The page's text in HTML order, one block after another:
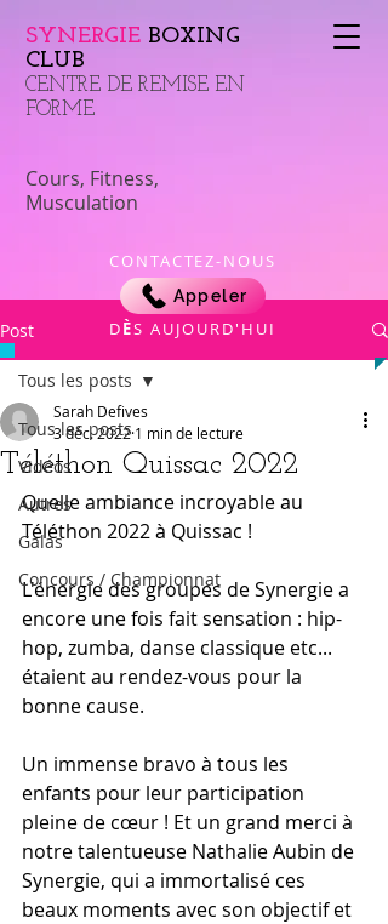
Cours, Fitness,
Musculation
CONTACTEZ-NOUS
​DÈS AUJOURD'HUI
Appeler
SYNERGIE BOXING
CLUB
​CENTRE DE REMISE EN
FORME
Post
Tous les posts
Vidéos
Autres
Galas
Concours / Championnat
Tous les posts
Téléthon Quissac 2022
Sarah Defives
3 déc. 2022 1 min de lecture
Quelle ambiance incroyable au
Téléthon 2022 à Quissac !
L'énergie des groupes de Synergie a
encore une fois fait sensation : hip-
hop, zumba, danse classique etc...
étaient au rendez-vous pour la
bonne cause.
Un immense bravo à tous les
enfants pour leur participation
pleine de cœur ! Et un grand merci à
notre talentueuse Nathalie Aubin de
Synergie, qui a immortalisé ces
beaux moments avec son objectif et